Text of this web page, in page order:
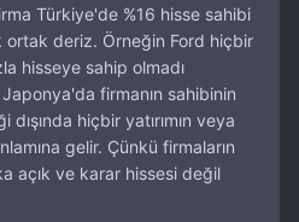
Türkiye'de %16 hisse sahibi
deriz. Örneğin Ford hiçbir
hisseye sahip olmadı
firmanın sahibinin
hiçbir yatırımın veya
gelir. Çünkü firmaların
açık ve karar hissesi değil